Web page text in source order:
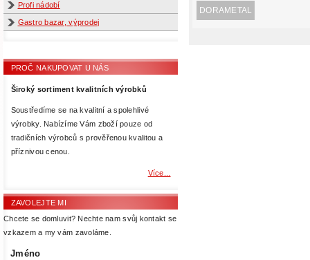
Profi nádobí
Gastro bazar, výprodej
PROČ NAKUPOVAT U NÁS
Široký sortiment kvalitních výrobků
Soustředíme se na kvalitní a spolehlivé
výrobky. Nabízíme Vám zboží pouze od
tradičních výrobců s prověřenou kvalitou a
příznivou cenou.
Více...
ZAVOLEJTE MI
Chcete se domluvit? Nechte nam svůj kontakt se
vzkazem a my vám zavoláme.
Jméno
DORAMETAL